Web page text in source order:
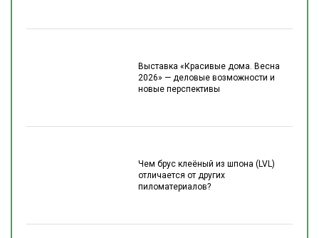
Выставка «Красивые дома. Весна
2026» — деловые возможности и
новые перспективы
Чем брус клеёный из шпона (LVL)
отличается от других
пиломатериалов?